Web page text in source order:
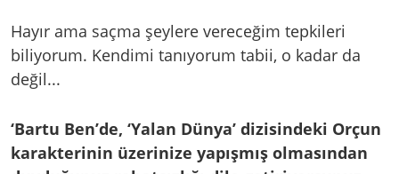
Hayır ama saçma şeylere vereceğim tepkileri
biliyorum. Kendimi tanıyorum tabii, o kadar da
değil...
‘Bartu Ben’de, ‘Yalan Dünya’ dizisindeki Orçun
karakterinin üzerinize yapışmış olmasından